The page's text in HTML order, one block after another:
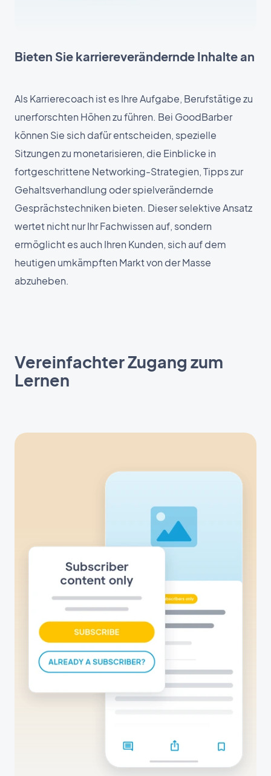
Bieten Sie karriereverändernde Inhalte an
Als Karrierecoach ist es Ihre Aufgabe, Berufstätige zu
unerforschten Höhen zu führen. Bei GoodBarber
können Sie sich dafür entscheiden, spezielle
Sitzungen zu monetarisieren, die Einblicke in
fortgeschrittene Networking-Strategien, Tipps zur
Gehaltsverhandlung oder spielverändernde
Gesprächstechniken bieten. Dieser selektive Ansatz
wertet nicht nur Ihr Fachwissen auf, sondern
ermöglicht es auch Ihren Kunden, sich auf dem
heutigen umkämpften Markt von der Masse
abzuheben.
Vereinfachter Zugang zum
Lernen